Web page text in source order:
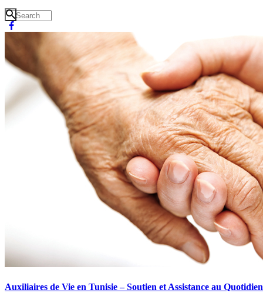
Auxiliaires de Vie en Tunisie – Soutien et Assistance au Quotidien